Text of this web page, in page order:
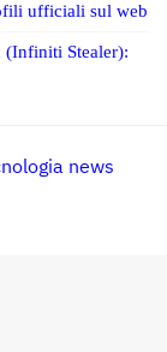
ufficiali sul web
Stealer):
news